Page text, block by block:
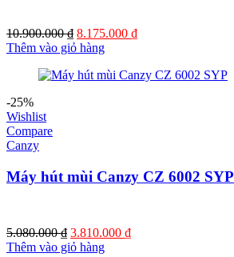
10.900.000₫ Giá
gốc
10.900.000 ₫.
8.175.000 ₫Giá
là:
Thêm vào giỏ hàng
-25%
Wishlist
Compare
Canzy
Máy hút mùi Canzy CZ 6002 SYP
5.080.000₫ Giá
gốc
3.810.000 ₫Giá
Thêm vào giỏ hàng